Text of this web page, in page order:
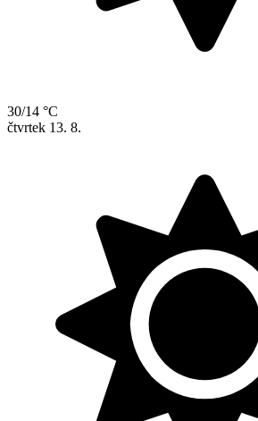
30/14 °C
čtvrtek 13. 8.